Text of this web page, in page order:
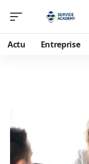
Actu Entreprise